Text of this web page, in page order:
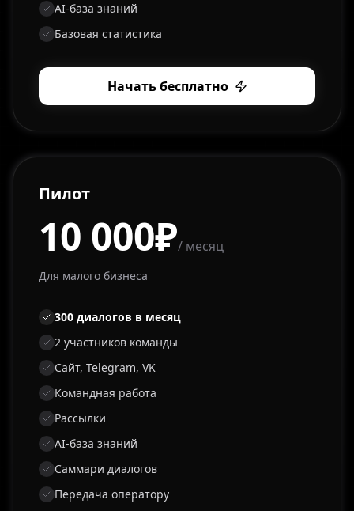
AI-база знаний
Базовая статистика
Начать бесплатно
Пилот
10 000₽/ месяц
Для малого бизнеса
300 диалогов в месяц
2 участников команды
Сайт, Telegram, VK
Командная работа
Рассылки
AI-база знаний
Саммари диалогов
Передача оператору